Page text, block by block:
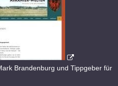
Brandenburg und Tippgeber für